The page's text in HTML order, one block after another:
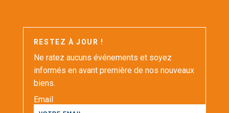
RESTEZ À JOUR !
Ne ratez aucuns événements et soyez
informés en avant première de nos nouveaux
biens.
Email